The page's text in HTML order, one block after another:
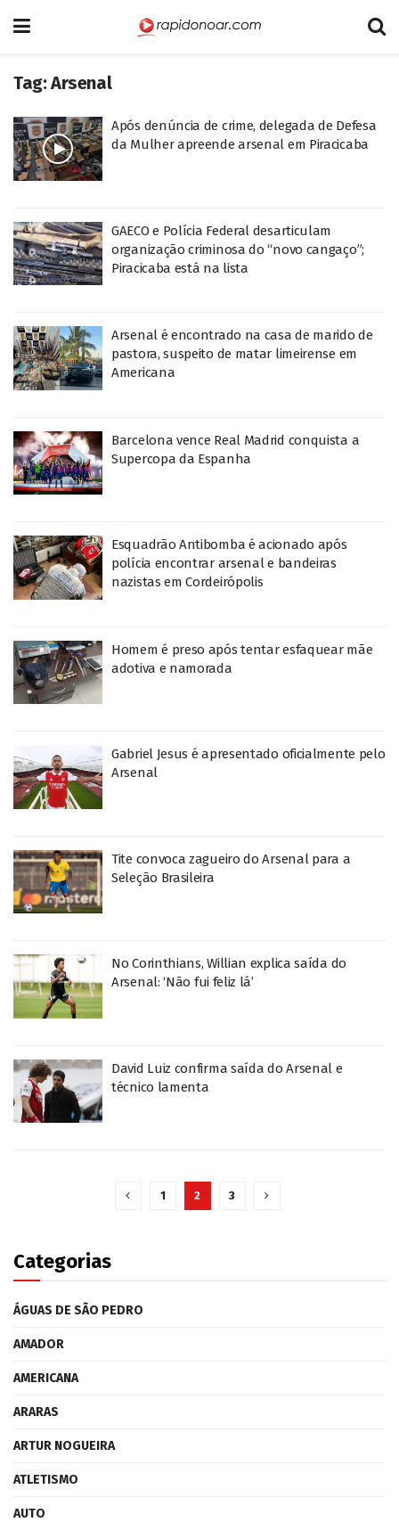
Tag:Arsenal
Após denúncia de crime, delegada de Defesa
da Mulher apreende arsenal em Piracicaba
GAECO e Polícia Federal desarticulam
organização criminosa do “novo cangaço”;
Piracicaba está na lista
Arsenal é encontrado na casa de marido de
pastora, suspeito de matar limeirense em
Americana
Barcelona vence Real Madrid conquista a
Supercopa da Espanha
Esquadrão Antibomba é acionado após
polícia encontrar arsenal e bandeiras
nazistas em Cordeirópolis
Homem é preso após tentar esfaquear mãe
adotiva e namorada
Gabriel Jesus é apresentado oficialmente pelo
Arsenal
Tite convoca zagueiro do Arsenal para a
Seleção Brasileira
No Corinthians, Willian explica saída do
Arsenal: ‘Não fui feliz lá’
David Luiz confirma saída do Arsenal e
técnico lamenta
1 2 3
Categorias
ÁGUAS DE SÃO PEDRO
AMADOR
AMERICANA
ARARAS
ARTUR NOGUEIRA
ATLETISMO
AUTO